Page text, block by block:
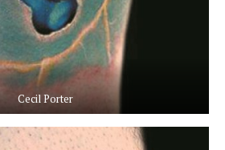
Cecil Porter